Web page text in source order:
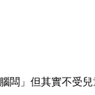
闆」但其實不受